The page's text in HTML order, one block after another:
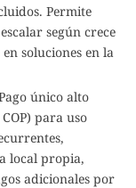
Permite
según crece
soluciones en la
único alto
para uso
local propia,
adicionales por